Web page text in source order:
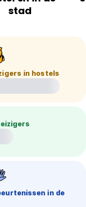
stad
in hostels
in de